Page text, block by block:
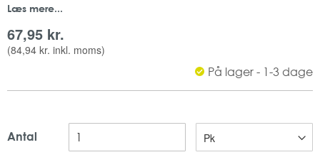
er et bæredygtigt materiale som er biologisk nedbrydeligt.
Bæredygtigt
Materiale: PLA, bioplast
Læs mere...
67,95 kr.
(84,94 kr. inkl. moms)
På lager - 1-3 dage
Antal